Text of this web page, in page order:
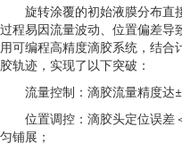
旋转涂覆的初始液膜分布直
过程易因流量波动、位置偏差导
用可编程高精度滴胶系统，结
胶轨迹，实现了以下突破：
流量控制：滴胶流量精度达
位置调控：滴胶头定位误差
匀铺展；